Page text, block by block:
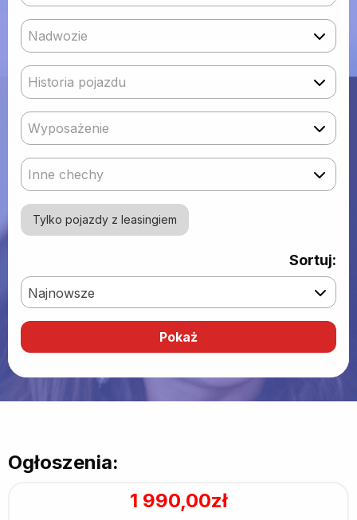
Nadwozie
Historia pojazdu
Wyposażenie
Inne chechy
Tylko pojazdy z leasingiem
Sortuj:
Najnowsze
Ogłoszenia:
1 990,00zł